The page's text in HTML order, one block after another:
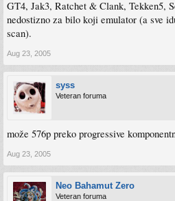
GT4, Jak3, Ratchet & Clank, Tekken5,
nedostizno za bilo koji emulator (a sve
scan).
Aug 23, 2005
syss
Veteran foruma
može 576p preko progressive
Aug 23, 2005
Neo Bahamut Zero
Veteran foruma